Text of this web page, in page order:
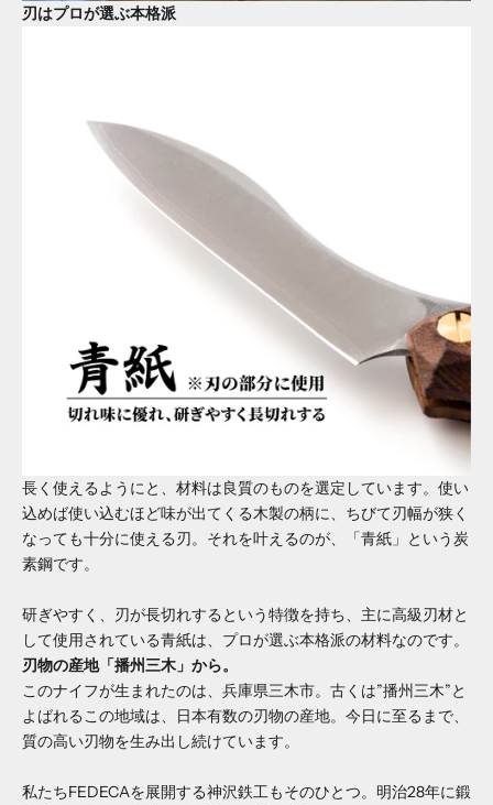
刃はプロが選ぶ本格派
長く使えるようにと、材料は良質のものを選定しています。使い
込めば使い込むほど味が出てくる木製の柄に、ちびて刃幅が狭く
なっても十分に使える刃。それを叶えるのが、「青紙」という炭
素鋼です。
研ぎやすく、刃が長切れするという特徴を持ち、主に高級刃材と
して使用されている青紙は、プロが選ぶ本格派の材料なのです。
刃物の産地「播州三木」から。
このナイフが生まれたのは、兵庫県三木市。古くは”播州三木”と
よばれるこの地域は、日本有数の刃物の産地。今日に至るまで、
質の高い刃物を生み出し続けています。
私たちFEDECAを展開する神沢鉄工もそのひとつ。明治28年に鍛